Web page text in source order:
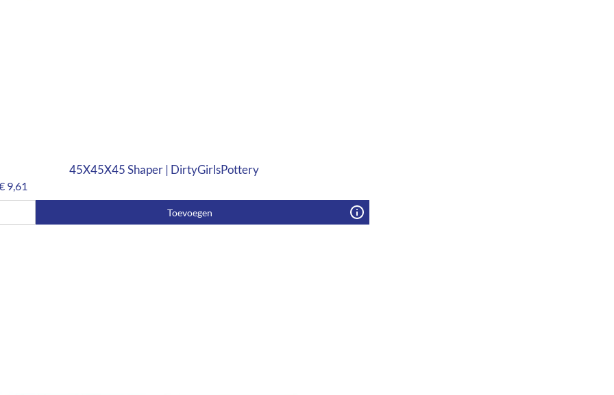
45X45X45 Shaper | DirtyGirlsPottery
9,61
Toevoegen